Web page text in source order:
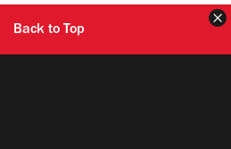
Back to Top